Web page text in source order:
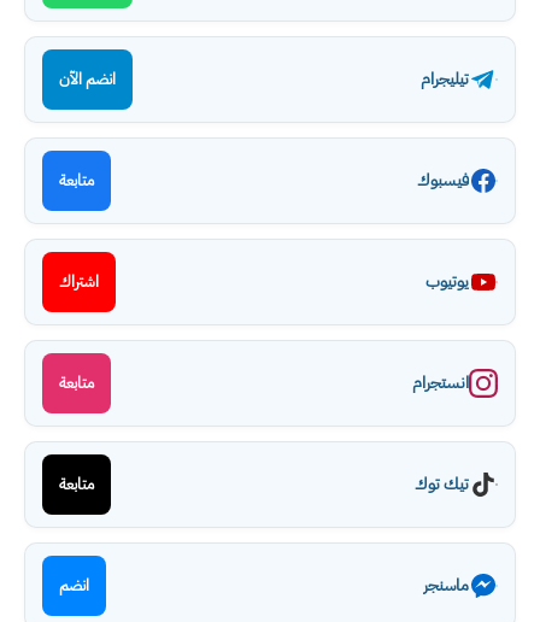
تيليجرام انضم الآن
فيسبوك متابعة
يوتيوب اشتراك
انستجرام متابعة
تيك توك متابعة
ماسنجر انضم